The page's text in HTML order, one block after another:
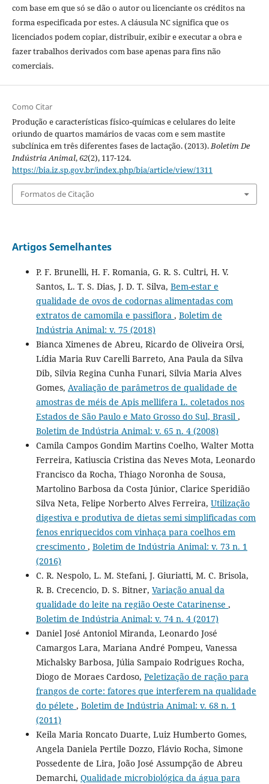
com base em que só se dão o autor ou licenciante os créditos na
forma especificada por estes. A cláusula NC significa que os
licenciados podem copiar, distribuir, exibir e executar a obra e
fazer trabalhos derivados com base apenas para fins não
comerciais.
Como Citar
Produção e características físico-químicas e celulares do leite
oriundo de quartos mamários de vacas com e sem mastite
subclínica em três diferentes fases de lactação. (2013).Boletim De
Indústria Animal,62(2), 117-124.
https://bia.iz.sp.gov.br/index.php/bia/article/view/1311
Formatos de Citação
Artigos Semelhantes
P. F. Brunelli, H. F. Romania, G. R. S. Cultri, H. V.
Santos, L. T. S. Dias, J. D. T. Silva, Bem-estar e
qualidade de ovos de codornas alimentadas com
extratos de camomila e passiflora , Boletim de
Indústria Animal: v. 75 (2018)
Bianca Ximenes de Abreu, Ricardo de Oliveira Orsi,
Lídia Maria Ruv Carelli Barreto, Ana Paula da Silva
Dib, Silvia Regina Cunha Funari, Silvia Maria Alves
Gomes, Avaliação de parâmetros de qualidade de
amostras de méis de Apis mellifera L. coletados nos
Estados de São Paulo e Mato Grosso do Sul, Brasil ,
Boletim de Indústria Animal: v. 65 n. 4 (2008)
Camila Campos Gondim Martins Coelho, Walter Motta
Ferreira, Katiuscia Cristina das Neves Mota, Leonardo
Francisco da Rocha, Thiago Noronha de Sousa,
Martolino Barbosa da Costa Júnior, Clarice Speridião
Silva Neta, Felipe Norberto Alves Ferreira, Utilização
digestiva e produtiva de dietas semi simplificadas com
fenos enriquecidos com vinhaça para coelhos em
crescimento , Boletim de Indústria Animal: v. 73 n. 1
(2016)
C. R. Nespolo, L. M. Stefani, J. Giuriatti, M. C. Brisola,
R. B. Crecencio, D. S. Bitner, Variação anual da
qualidade do leite na região Oeste Catarinense ,
Boletim de Indústria Animal: v. 74 n. 4 (2017)
Daniel José Antoniol Miranda, Leonardo José
Camargos Lara, Mariana André Pompeu, Vanessa
Michalsky Barbosa, Júlia Sampaio Rodrigues Rocha,
Diogo de Moraes Cardoso, Peletização de ração para
frangos de corte: fatores que interferem na qualidade
do pélete , Boletim de Indústria Animal: v. 68 n. 1
(2011)
Keila Maria Roncato Duarte, Luiz Humberto Gomes,
Angela Daniela Pertile Dozzo, Flávio Rocha, Simone
Possedente de Lira, João José Assumpção de Abreu
Demarchi, Qualidade microbiológica da água para